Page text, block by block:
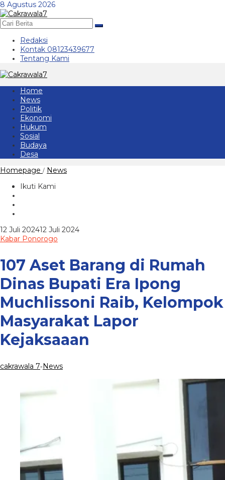
Lewati
ke
konten
8 Agustus 2026
Redaksi
Kontak 08123439677
Tentang Kami
Home
News
Politik
Ekonomi
Hukum
Sosial
Budaya
Desa
Homepage / News107
Era
Ipong
Kelompok
Masyarakat
Kejaksaaan
Ikuti Kami
12 Juli 202412 Juli 2024oleh
Kabar Ponorogo
107 Aset Barang di Rumah
Dinas Bupati Era Ipong
Muchlissoni Raib, Kelompok
Masyarakat Lapor
Kejaksaaan
cakrawala 7-News